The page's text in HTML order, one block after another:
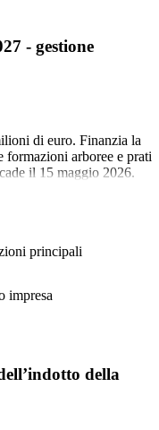
- gestione
di euro. Finanzia la
formazioni arboree e prati
il 15 maggio 2026.
principali
impresa
della